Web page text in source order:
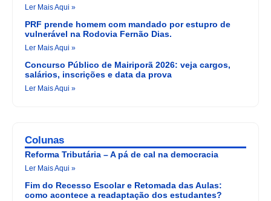
Ler Mais Aqui »
PRF prende homem com mandado por estupro de
vulnerável na Rodovia Fernão Dias.
Ler Mais Aqui »
Concurso Público de Mairiporã 2026: veja cargos,
salários, inscrições e data da prova
Ler Mais Aqui »
Colunas
Reforma Tributária – A pá de cal na democracia
Ler Mais Aqui »
Fim do Recesso Escolar e Retomada das Aulas:
como acontece a readaptação dos estudantes?